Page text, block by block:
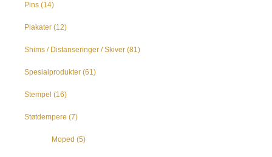
Pins (14)
Plakater (12)
Shims / Distanseringer / Skiver (81)
Spesialprodukter (61)
Stempel (16)
Støtdempere (7)
Moped (5)